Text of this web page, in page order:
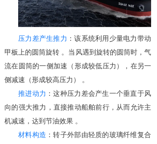
压力差产生推力 ：该系统利用少量电力带动
甲板上的圆筒旋转 。当风遇到旋转的圆筒时，气
流在圆筒的一侧加速（形成较低压力），在另一
侧减速（形成较高压力） 。
推进动力 ：这种压力差会产生一个垂直于风
向的强大推力，直接推动船舶前行，从而允许主
机减速，达到节油效果 。
材料构造 ：转子外部由轻质的玻璃纤维复合